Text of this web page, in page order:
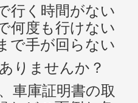
行く時間がない
何度も行けない
で手が回らない
りませんか？
車庫証明書の取